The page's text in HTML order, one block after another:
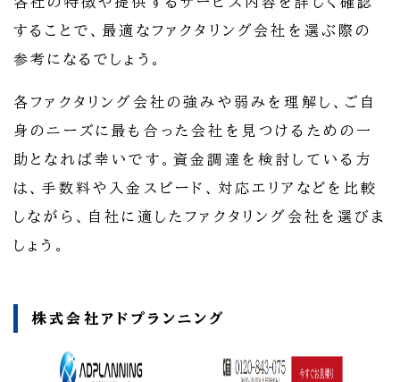
することで、最適なファクタリング会社を選ぶ際の
参考になるでしょう。
各ファクタリング会社の強みや弱みを理解し、ご自
身のニーズに最も合った会社を見つけるための一
助となれば幸いです。資金調達を検討している方
は、手数料や入金スピード、対応エリアなどを比較
しながら、自社に適したファクタリング会社を選びま
しょう。
株式会社アドプランニング